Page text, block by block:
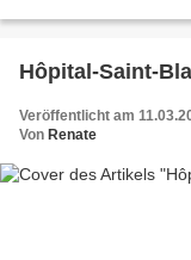
Hôpital-Saint-
Veröffentlicht am
Von Renate